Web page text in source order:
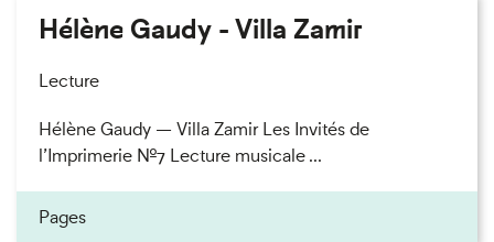
Hélène Gaudy - Villa Zamir
Lecture
Hélène Gaudy — Villa Zamir Les Invités de
l’Imprimerie n°7 Lecture musicale ...
Pages